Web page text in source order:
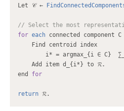
Let 𝒞 ←
// Select the most
for each connected component
    Find centroid index
i* = argmax_{i ∈ C}
    Add item d_{i*} to 𝓡.
end for
return